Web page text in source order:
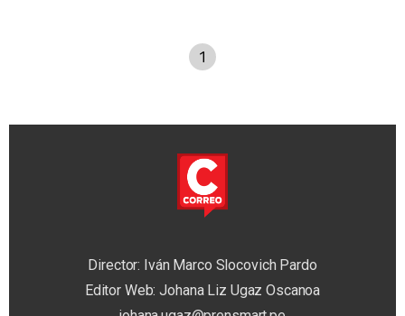
1
Director: Iván Marco Slocovich Pardo
Editor Web: Johana Liz Ugaz Oscanoa